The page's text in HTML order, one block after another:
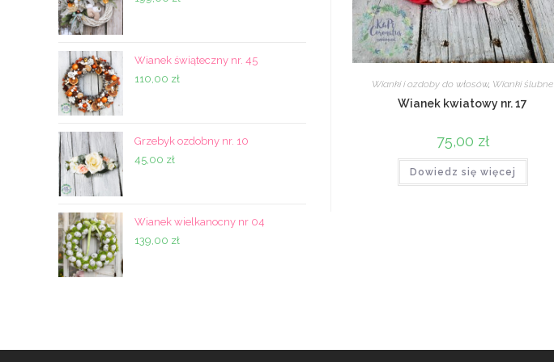
Wianki i ozdoby do włosów, Wianki ślubne
Wianek kwiatowy nr. 17
75,00 zł
Dowiedz się więcej
Wianek świąteczny nr. 45
110,00 zł
Grzebyk ozdobny nr. 10
45,00 zł
Wianek wielkanocny nr 04
139,00 zł